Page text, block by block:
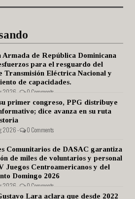
Armada de República Dominicana
para el resguardo del
Transmisión Eléctrica Nacional y
de capacidades.
2026 - 0 Comments
primer congreso, PPG distribuye
dice avanza en su ruta
2026 - 0 Comments
Comunitarios de DASAC garantiza
de miles de voluntarios y personal
Juegos Centroamericanos y del
Domingo 2026
2026 - 0 Comments
Lara aclara que desde 2022